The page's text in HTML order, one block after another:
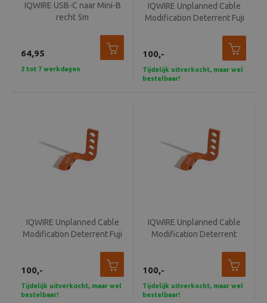
IQWIRE USB-C naar Mini-B
recht 5m
64,95
2 tot 7 werkdagen
IQWIRE Unplanned Cable
Modification Deterrent Fuji
100,-
Tijdelijk uitverkocht, maar wel
bestelbaar!
IQWIRE Unplanned Cable
Modification Deterrent Fuji
100,-
Tijdelijk uitverkocht, maar wel
bestelbaar!
IQWIRE Unplanned Cable
Modification Deterrent
100,-
Tijdelijk uitverkocht, maar wel
bestelbaar!